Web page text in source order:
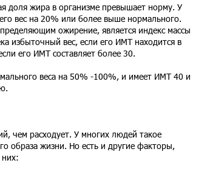
доля жира в организме превышает норму. У
вес на 20% или более выше нормального.
ожирение, является индекс массы
избыточный вес, если его ИМТ находится в
его ИМТ составляет более 30.
веса на 50% -100%, и имеет ИМТ 40 и
чем расходует. У многих людей такое
образа жизни. Но есть и другие факторы,